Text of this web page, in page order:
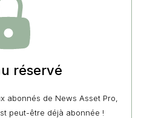
réservé
abonnés de News Asset Pro,
peut-être déjà abonnée !